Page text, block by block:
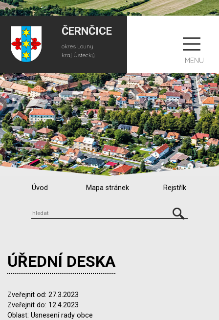
ČERNČICE
okres Louny
kraj Ústecký
MENU
Úvod Mapa stránek Rejstřík
ÚŘEDNÍ DESKA
Zveřejnit od: 27.3.2023
Zveřejnit do: 12.4.2023
Oblast: Usnesení rady obce